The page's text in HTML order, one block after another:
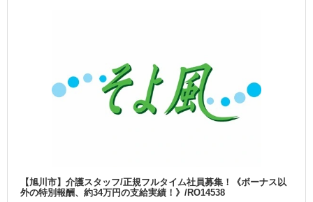
【旭川市】介護スタッフ/正規フルタイム社員募集！《ボーナス以
外の特別報酬、約34万円の支給実績！》/RO14538